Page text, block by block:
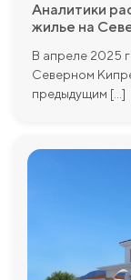
Аналитики
жилье на
В апреле 2025
Северном
предыдущим [...]